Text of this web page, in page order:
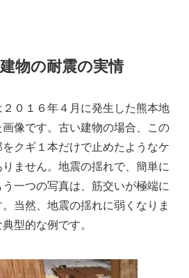
物の耐震の実情
０１６年４月に発生した熊本地
像です。古い建物の場合、この
クギ１本だけで止めたようなケ
ません。地震の揺れで、簡単に
一つの写真は、筋交いが極端に
当然、地震の揺れに弱くなりま
型的な例です。